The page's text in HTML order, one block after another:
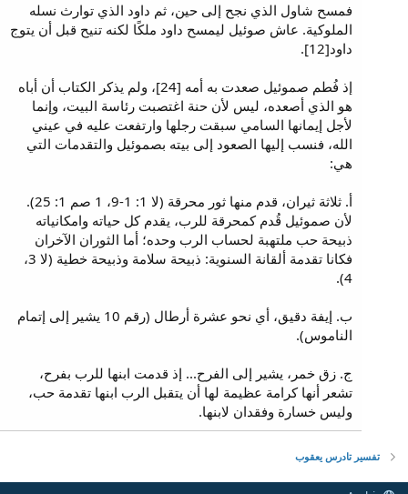
فمسح شاول الذي نجح إلى حين، ثم داود الذي توارث نسله
الملوكية. عاش صوئيل ليمسح داود ملكًا لكنه تنيح قبل أن يتوج
داود[12].
إذ فُطم صموئيل صعدت به أمه [24]، ولم يذكر الكتاب أن أباه
هو الذي أصعده، ليس لأن حنة اغتصبت رئاسة البيت، وإنما
لأجل إيمانها السامي سبقت رجلها وارتفعت عليه في عيني
الله، فنسب إليها الصعود إلى بيته بصموئيل والتقدمات التي
هي:
أ. ثلاثة ثيران، قدم منها ثور محرقة (لا 1: 1-9، 1 صم 1: 25).
لأن صموئيل قُدم كمحرقة للرب، يقدم كل حياته وامكانياته
ذبيحة حب ملتهبة لحساب الرب وحده؛ أما الثوران الآخران
فكانا تقدمة ألقانة السنوية: ذبيحة سلامة وذبيحة خطية (لا 3،
4).
ب. إيفة دقيق، أي نحو عشرة أرطال (رقم 10 يشير إلى إتمام
الناموس).
ج. زق خمر، يشير إلى الفرح... إذ قدمت ابنها للرب بفرح،
تشعر أنها كرامة عظيمة لها أن يتقبل الرب ابنها تقدمة حب،
وليس خسارة وفقدان لابنها.
تفسير تادرس يعقوب